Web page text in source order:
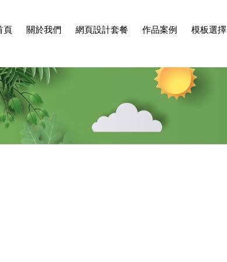
頁 關於我們 網頁設計套餐 作品案例 模板選擇